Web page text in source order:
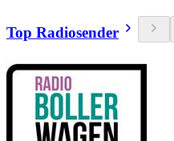
Top Radiosender